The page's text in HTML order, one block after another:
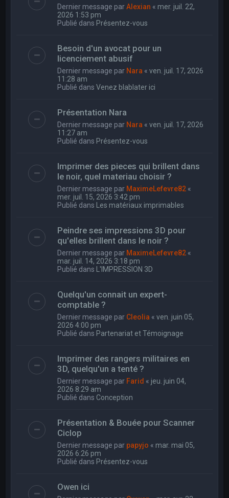
Dernier message parAlexian « mer. juil. 22,
2026 1:53 pm
Publié dans Présentez-vous
Besoin d'un avocat pour un
licenciement abusif
Dernier message par Nara «ven. juil. 17, 2026
11:28 am
Publié dansVenez blablater ici
Présentation Nara
Dernier message par Nara «ven. juil. 17, 2026
11:27 am
Publié dans Présentez-vous
Imprimer des pieces qui brillent dans
le noir, quel materiau choisir ?
Dernier message par MaximeLefevre82 «
mer. juil. 15, 2026 3:42 pm
Publié dans Les matériaux imprimables
Peindre ses impressions 3D pour
qu'elles brillent dans le noir ?
Dernier message par MaximeLefevre82 «
mar. juil. 14, 2026 3:18 pm
Publié dans L'IMPRESSION 3D
Quelqu'un connait un expert-
comptable ?
Dernier message par Cleolia «ven. juin 05,
2026 4:00 pm
Publié dans Partenariat et Témoignage
Imprimer des rangers militaires en
3D, quelqu'un a tenté ?
Dernier message par Farid « jeu. juin 04,
2026 8:29 am
Publié dans Conception
Présentation & Bouée pour Scanner
Ciclop
Dernier message par papyjo « mar. mai 05,
2026 6:26 pm
Publié dans Présentez-vous
Owen ici